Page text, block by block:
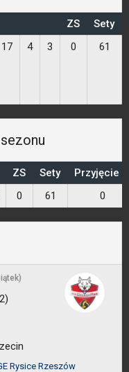
ZS Sety
17 4 3 0 61
ZS Sety
Przyjęcie
0 61 0
Rysice Rzeszów